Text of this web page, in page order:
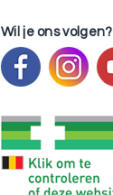
Wil je ons volgen?